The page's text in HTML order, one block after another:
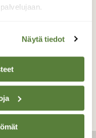
Näytä tiedot
Jyväskylä